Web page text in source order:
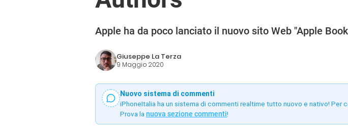
Apple ha da poco lanciato il nuovo sito Web "Apple
Giuseppe La Terza
9 Maggio 2020
Nuovo sistema di commenti
iPhoneItalia ha un sistema di commenti realtime tutto nuovo e nativo!
Prova la nuova sezione commenti!